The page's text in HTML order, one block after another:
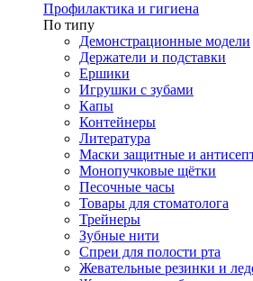
Профилактика и гигиена
По типу
Демонстрационные модели
Держатели и подставки
Ершики
Игрушки с зубами
Капы
Контейнеры
Литература
Маски защитные и
Монопучковые щётки
Песочные часы
Товары для стоматолога
Трейнеры
Зубные нити
Спреи для полости рта
Жевательные резинки и